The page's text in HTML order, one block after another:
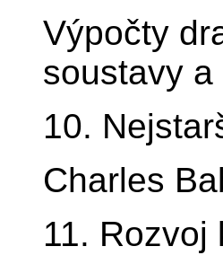
Výpočty
soustavy
10.
Charles
11. Rozvoj